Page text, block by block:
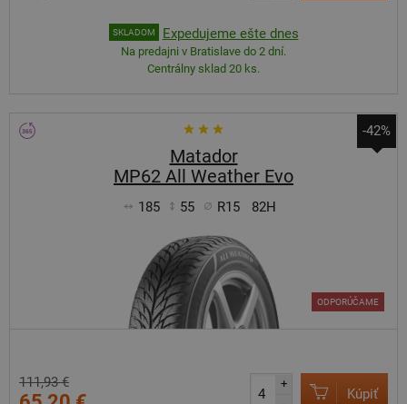
SKLADOM Expedujeme ešte dnes
Na predajni v Bratislave do 2 dní.
Centrálny sklad 20 ks.
-42%
Matador
MP62 All Weather Evo
185 55 R15 82H
ODPORÚČAME
111,93 €
+
Kúpiť